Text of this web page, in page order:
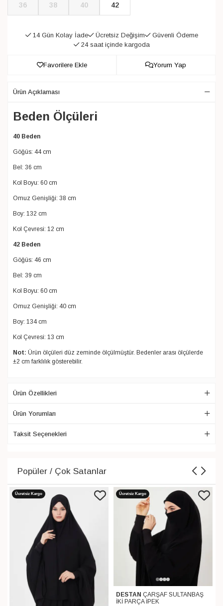
36 38 40 42
14 Gün Kolay İade Ücretsiz Değişim
Güvenli Ödeme
24 saat içinde kargoda
Favorilere Ekle Yorum Yap
Ürün Açıklaması
Beden Ölçüleri
40 Beden
Göğüs: 44 cm
Bel: 36 cm
Kol Boyu: 60 cm
Omuz Genişliği: 38 cm
Boy: 132 cm
Kol Çevresi: 12 cm
42 Beden
Göğüs: 46 cm
Bel: 39 cm
Kol Boyu: 60 cm
Omuz Genişliği: 40 cm
Boy: 134 cm
Kol Çevresi: 13 cm
Not: Ürün ölçüleri düz zeminde ölçülmüştür. Bedenler arası ölçülerde
±2 cm farklılık gösterebilir.
Ürün Özellikleri
Ürün Yorumları
Taksit Seçenekleri
Popüler / Çok Satanlar
Ücretsiz Kargo Ücretsiz Kargo
DESTAN ÇARŞAF SULTANBAŞ
İKİ PARÇA İPEK